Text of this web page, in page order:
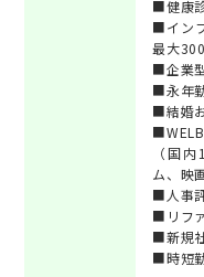
■健康
■イン
最大
■企業
■永年
■結婚
（国
ム、映
■人事
■リフ
■新規
■時短